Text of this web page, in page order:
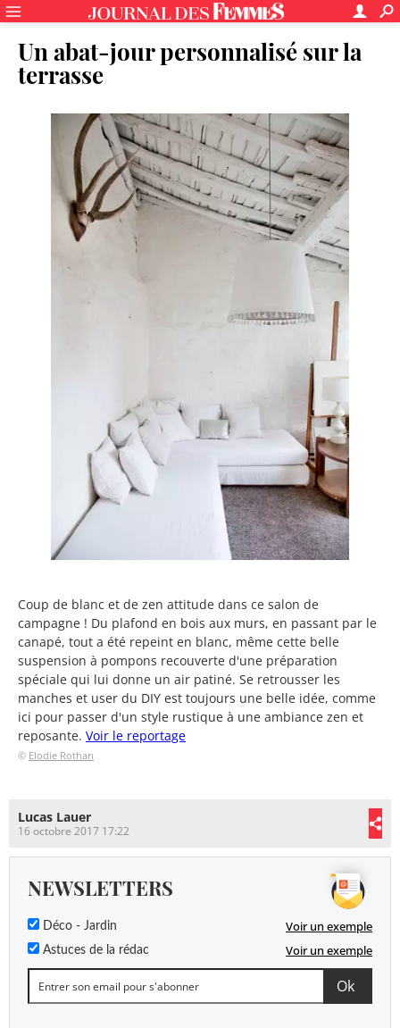
Un abat-jour personnalisé sur la
terrasse
Coup de blanc et de zen attitude dans ce salon de
campagne ! Du plafond en bois aux murs, en passant par le
canapé, tout a été repeint en blanc, même cette belle
suspension à pompons recouverte d'une préparation
spéciale qui lui donne un air patiné. Se retrousser les
manches et user du DIY est toujours une belle idée, comme
ici pour passer d'un style rustique à une ambiance zen et
reposante. Voir le reportage
© Elodie Rothan
Lucas Lauer
16 octobre 2017 17:22
NEWSLETTERS
Déco - Jardin Voir un exemple
Astuces de la rédac Voir un exemple